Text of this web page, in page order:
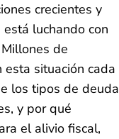
crecientes y
luchando con
de
situación cada
los tipos de deuda
y por qué
el alivio fiscal,